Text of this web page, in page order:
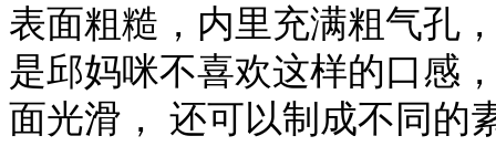
表面粗糙，内里充满粗气孔
是邱妈咪不喜欢这样的口感
面光滑， 还可以制成不同的